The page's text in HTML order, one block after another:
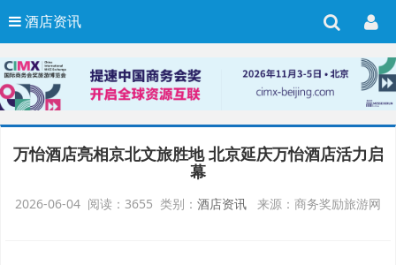
酒店资讯
万怡酒店亮相京北文旅胜地 北京延庆万怡酒店活力启
幕
2026-06-04 阅读：3655 类别： 酒店资讯 来源：商务奖励旅游网